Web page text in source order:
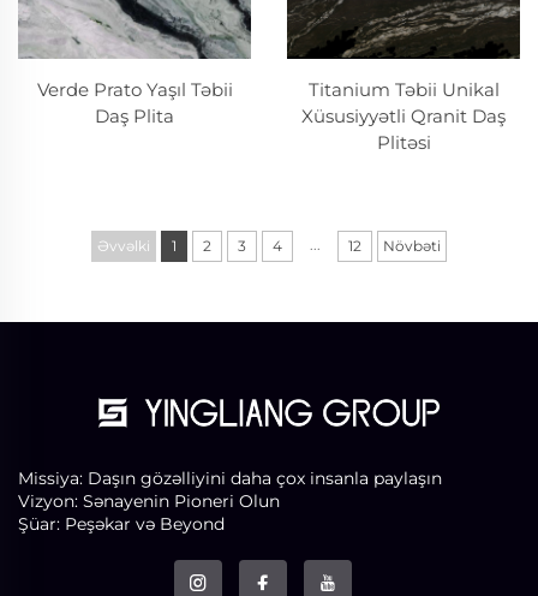
Verde Prato Yaşıl Təbii
Daş Plita
Titanium Təbii Unikal
Xüsusiyyətli Qranit Daş
Plitəsi
Əvvəlki 1 2 3 4 ... 12 Növbəti
Missiya: Daşın gözəlliyini daha çox insanla paylaşın
Vizyon: Sənayenin Pioneri Olun
Şüar: Peşəkar və Beyond